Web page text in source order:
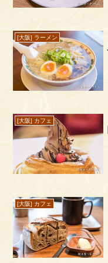
[大阪] ラーメン
[大阪] カフェ
[大阪] カフェ